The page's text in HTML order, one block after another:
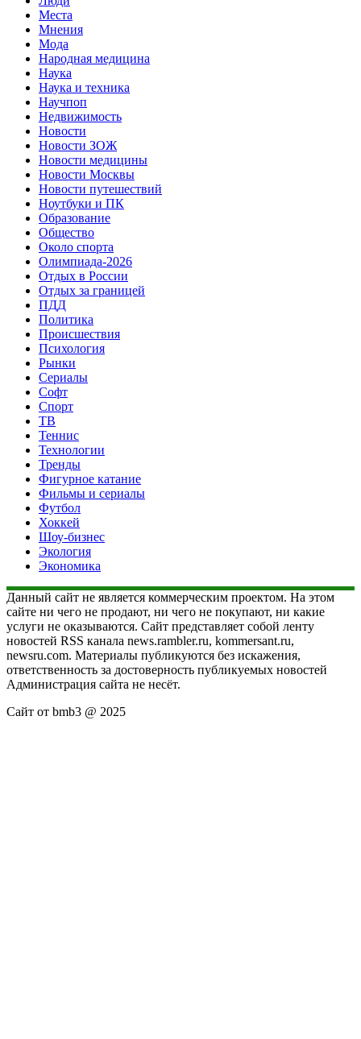
Места
Мнения
Мода
Народная медицина
Наука
Наука и техника
Научпоп
Недвижимость
Новости
Новости ЗОЖ
Новости медицины
Новости Москвы
Новости путешествий
Ноутбуки и ПК
Образование
Общество
Около спорта
Олимпиада-2026
Отдых в России
Отдых за границей
ПДД
Политика
Происшествия
Психология
Рынки
Сериалы
Софт
Спорт
ТВ
Теннис
Технологии
Тренды
Фигурное катание
Фильмы и сериалы
Футбол
Хоккей
Шоу-бизнес
Экология
Экономика
Данный сайт не является коммерческим проектом. На этом
сайте ни чего не продают, ни чего не покупают, ни какие
услуги не оказываются. Сайт представляет собой ленту
новостей RSS канала news.rambler.ru, kommersant.ru,
newsru.com. Материалы публикуются без искажения,
ответственность за достоверность публикуемых новостей
Администрация сайта не несёт.
Сайт от bmb3 @ 2025